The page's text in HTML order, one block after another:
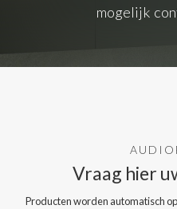
mogelijk
Vraag hier
Producten worden automatisch